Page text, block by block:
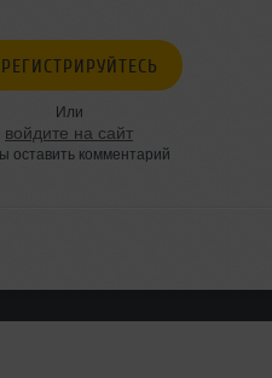
Или
войдите на сайт
оставить комментарий